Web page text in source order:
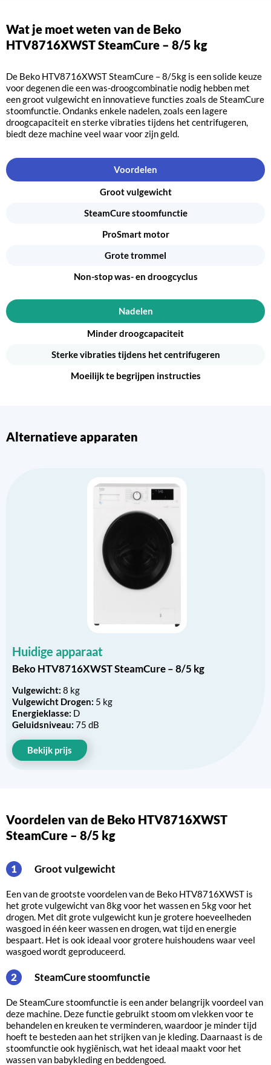
Wat je moet weten van de Beko
HTV8716XWST SteamCure – 8/5 kg
De Beko HTV8716XWST SteamCure – 8/5kg is een solide keuze
voor degenen die een was-droogcombinatie nodig hebben met
een groot vulgewicht en innovatieve functies zoals de SteamCure
stoomfunctie. Ondanks enkele nadelen, zoals een lagere
droogcapaciteit en sterke vibraties tijdens het centrifugeren,
biedt deze machine veel waar voor zijn geld.
Voordelen
Groot vulgewicht
SteamCure stoomfunctie
ProSmart motor
Grote trommel
Non-stop was- en droogcyclus
Nadelen
Minder droogcapaciteit
Sterke vibraties tijdens het centrifugeren
Moeilijk te begrijpen instructies
Alternatieve apparaten
Huidige apparaat
Beko HTV8716XWST SteamCure – 8/5 kg
Vulgewicht: 8 kg
Vulgewicht Drogen: 5 kg
Energieklasse: D
Geluidsniveau: 75 dB
Bekijk prijs
Voordelen van de Beko HTV8716XWST
SteamCure – 8/5 kg
1 Groot vulgewicht
Een van de grootste voordelen van de Beko HTV8716XWST is
het grote vulgewicht van 8kg voor het wassen en 5kg voor het
drogen. Met dit grote vulgewicht kun je grotere hoeveelheden
wasgoed in één keer wassen en drogen, wat tijd en energie
bespaart. Het is ook ideaal voor grotere huishoudens waar veel
wasgoed wordt geproduceerd.
2 SteamCure stoomfunctie
De SteamCure stoomfunctie is een ander belangrijk voordeel van
deze machine. Deze functie gebruikt stoom om vlekken voor te
behandelen en kreuken te verminderen, waardoor je minder tijd
hoeft te besteden aan het strijken van je kleding. Daarnaast is de
stoomfunctie ook hygiënisch, wat het ideaal maakt voor het
wassen van babykleding en beddengoed.